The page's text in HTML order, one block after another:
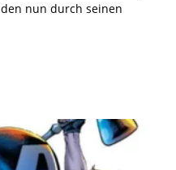
nun durch seinen